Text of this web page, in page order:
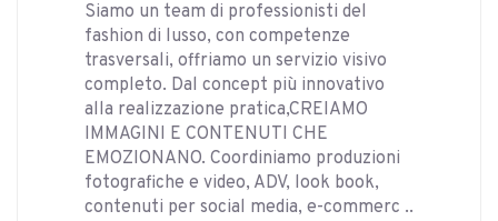
Siamo un team di professionisti del
fashion di lusso, con competenze
trasversali, offriamo un servizio visivo
completo. Dal concept più innovativo
alla realizzazione pratica,CREIAMO
IMMAGINI E CONTENUTI CHE
EMOZIONANO. Coordiniamo produzioni
fotografiche e video, ADV, look book,
contenuti per social media, e-commerc ..